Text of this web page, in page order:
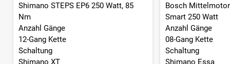
Shimano STEPS EP6 250 Watt, 85
Nm
Anzahl Gänge
12-Gang Kette
Schaltung
Shimano XT
Bosch
Smart 250 Watt
Anzahl Gänge
08-Gang Kette
Schaltung
Shimano Essa